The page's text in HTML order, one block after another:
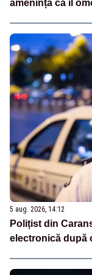
amenință că îl
5 aug. 2026, 14:12
Polițist din
electronică după